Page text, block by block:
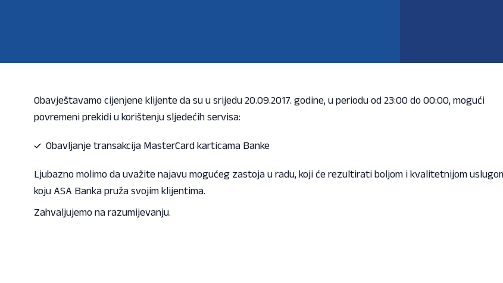
Obavještavamo cijenjene klijente da su u srijedu 20.09.2017. godine, u periodu od 23:00 do 00:00, mogući
povremeni prekidi u korištenju sljedećih servisa:
Obavljanje transakcija MasterCard karticama Banke
Ljubazno molimo da uvažite najavu mogućeg zastoja u radu, koji će rezultirati boljom i kvalitetnijom
koju ASA Banka pruža svojim klijentima.
Zahvaljujemo na razumijevanju.